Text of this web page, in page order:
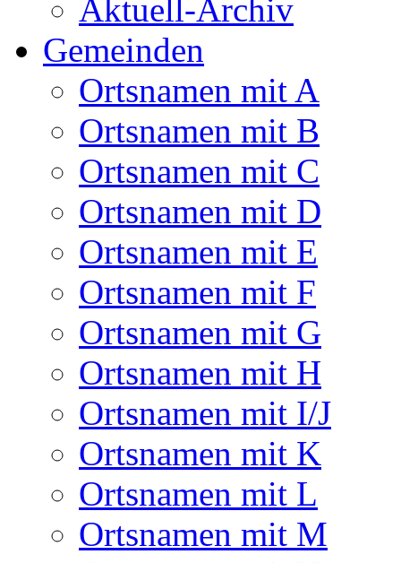
Aktuell-Archiv
Gemeinden
Ortsnamen mit A
Ortsnamen mit B
Ortsnamen mit C
Ortsnamen mit D
Ortsnamen mit E
Ortsnamen mit F
Ortsnamen mit G
Ortsnamen mit H
Ortsnamen mit I/J
Ortsnamen mit K
Ortsnamen mit L
Ortsnamen mit M